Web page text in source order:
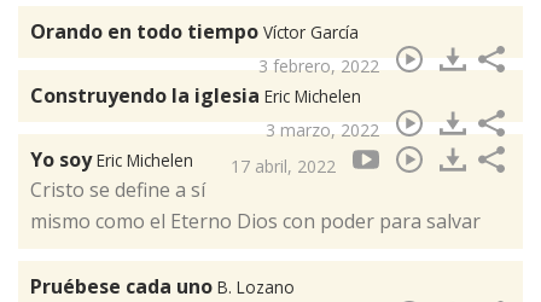
Orando en todo tiempo Víctor García
3 febrero, 2022
Construyendo la iglesia Eric Michelen
3 marzo, 2022
Yo soyEric Michelen 17 abril, 2022
Cristo se define a sí
mismo como el Eterno Dios con poder para salvar
Pruébese cada uno B. Lozano